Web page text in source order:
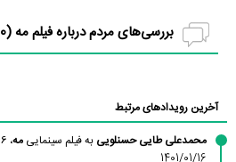
بررسی‌های مردم درباره فیلم مه (0
آخرین رویدادهای مرتبط
محمدعلی طایی حسنلویی به فیلم سینمایی مه، 6 ستاره داد.
1401/01/16